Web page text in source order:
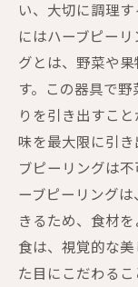
い、大切に調理
にはハーブピー
グとは、野菜や
す。この器具で
りを引き出すこ
味を最大限に引
ブピーリングは
ーブピーリング
きるため、食材
食は、視覚的な
た目にこだわる